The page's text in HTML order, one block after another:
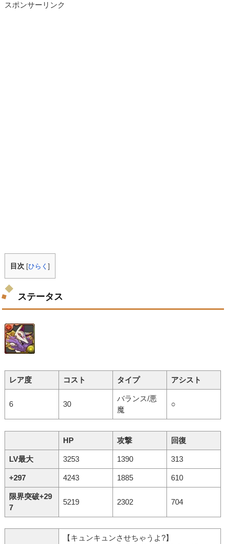
スポンサーリンク
目次 [ひらく]
ステータス
レア度 コスト タイプ アシスト
6 30
バランス/悪
魔
○
HP 攻撃 回復
LV最大 3253 1390 313
+297 4243 1885 610
限界突破+29
7
5219 2302 704
【キュンキュンさせちゃうよ?】